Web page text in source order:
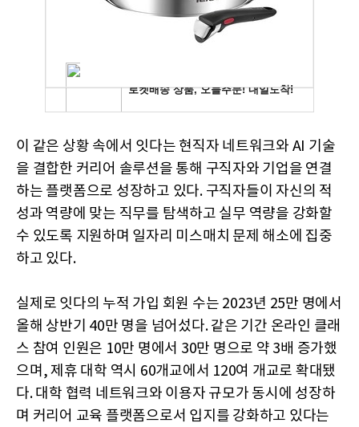
이 같은 상황 속에서 잇다는 현직자 네트워크와 AI 기술
을 결합한 커리어 솔루션을 통해 구직자와 기업을 연결
하는 플랫폼으로 성장하고 있다. 구직자들이 자신의 적
성과 역량에 맞는 직무를 탐색하고 실무 역량을 강화할
수 있도록 지원하며 일자리 미스매치 문제 해소에 집중
하고 있다.
실제로 잇다의 누적 가입 회원 수는 2023년 25만 명에서
올해 상반기 40만 명을 넘어섰다. 같은 기간 온라인 클래
스 참여 인원은 10만 명에서 30만 명으로 약 3배 증가했
으며, 제휴 대학 역시 60개교에서 120여 개교로 확대됐
다. 대학 협력 네트워크와 이용자 규모가 동시에 성장하
며 커리어 교육 플랫폼으로서 입지를 강화하고 있다는